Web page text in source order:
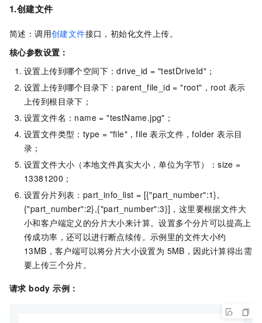
1.创建文件
简述：调用创建文件接口，初始化文件上传。
核心参数设置：
设置上传到哪个空间下：drive_id = "testDriveId"；
设置上传到哪个目录下：parent_file_id = "root"，root 表示
上传到根目录下；
设置文件名：name = "testName.jpg"；
设置文件类型：type = "file"，file 表示文件，folder 表示目
录；
设置文件大小（本地文件真实大小，单位为字节）：size =
13381200；
设置分片列表：part_info_list = [{"part_number":1},
{"part_number":2},{"part_number":3}]，这里要根据文件大
小和客户端定义的分片大小来计算。设置多个分片可以提高上
传成功率，还可以进行断点续传。示例里的文件大小约
13MB，客户端可以将分片大小设置为 5MB，因此计算得出需
要上传三个分片。
请求 body 示例：